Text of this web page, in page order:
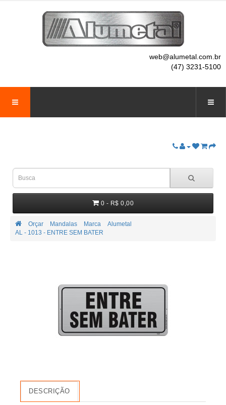
web@alumetal.com.br
(47) 3231-5100
0 - R$ 0,00
Orçar Mandalas Marca
Alumetal
AL - 1013 - ENTRE SEM BATER
DESCRIÇÃO